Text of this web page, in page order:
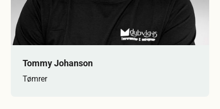
Tommy Johanson
Tømrer